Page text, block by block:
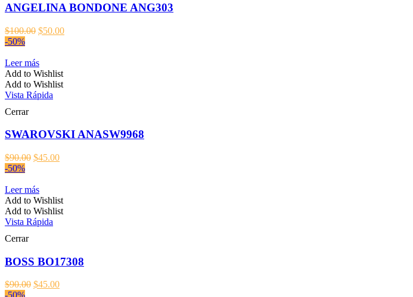
ANGELINA BONDONE ANG303
$100.00 El
era:
$100.00.
$50.00El
-50%
Leer más
Add to Wishlist
Add to Wishlist
Vista Rápida
Cerrar
SWAROVSKI ANASW9968
$90.00 El
era:
$90.00.
$45.00El
$45.00.
-50%
Leer más
Add to Wishlist
Add to Wishlist
Vista Rápida
Cerrar
BOSS BO17308
$90.00 El
$45.00El